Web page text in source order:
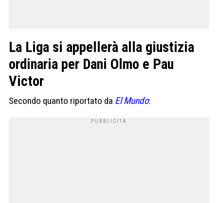
La Liga si appellerà alla giustizia
ordinaria per Dani Olmo e Pau
Victor
Secondo quanto riportato da El Mundo: